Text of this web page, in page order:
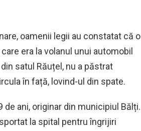
oamenii legii au constatat că o
era la volanul unui automobil
satul Răuțel, nu a păstrat
în față, lovind-ul din spate.
de ani, originar din municipiul Bălți.
la spital pentru îngrijiri